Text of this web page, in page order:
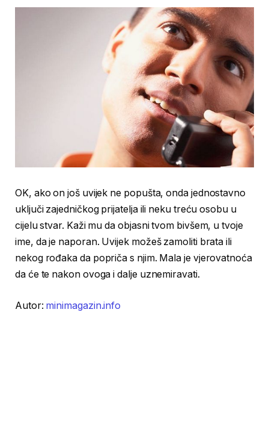
OK, ako on još uvijek ne popušta, onda jednostavno
uključi zajedničkog prijatelja ili neku treću osobu u
cijelu stvar. Kaži mu da objasni tvom bivšem, u tvoje
ime, da je naporan. Uvijek možeš zamoliti brata ili
nekog rođaka da popriča s njim. Mala je vjerovatnoća
da će te nakon ovoga i dalje uznemiravati.
Autor: minimagazin.info